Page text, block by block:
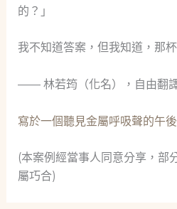
的？」
我不知道答案，但我知道，那
—— 林若筠（化名），自由翻
寫於一個聽見金屬呼吸聲的午後
(本案例經當事人同意分享，部
屬巧合)